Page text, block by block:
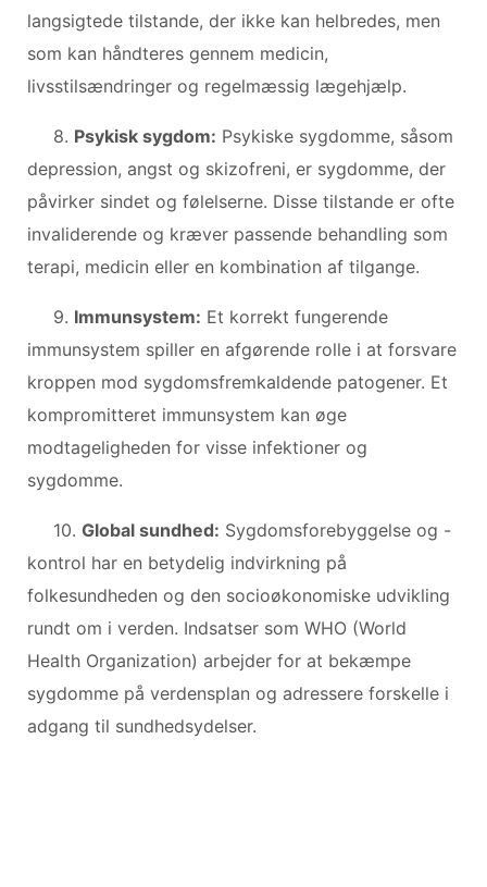
langsigtede tilstande, der ikke kan helbredes, men
som kan håndteres gennem medicin,
livsstilsændringer og regelmæssig lægehjælp.
8. Psykisk sygdom: Psykiske sygdomme, såsom
depression, angst og skizofreni, er sygdomme, der
påvirker sindet og følelserne. Disse tilstande er ofte
invaliderende og kræver passende behandling som
terapi, medicin eller en kombination af tilgange.
9. Immunsystem: Et korrekt fungerende
immunsystem spiller en afgørende rolle i at forsvare
kroppen mod sygdomsfremkaldende patogener. Et
kompromitteret immunsystem kan øge
modtageligheden for visse infektioner og
sygdomme.
10. Global sundhed: Sygdomsforebyggelse og -
kontrol har en betydelig indvirkning på
folkesundheden og den socioøkonomiske udvikling
rundt om i verden. Indsatser som WHO (World
Health Organization) arbejder for at bekæmpe
sygdomme på verdensplan og adressere forskelle i
adgang til sundhedsydelser.